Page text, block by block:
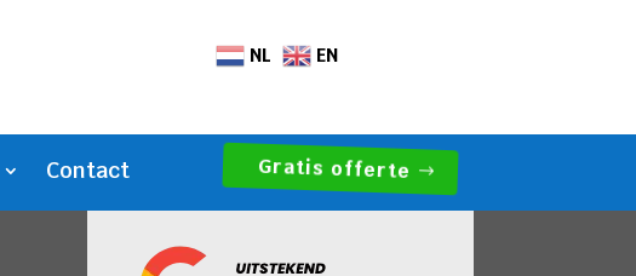
NL EN
Contact Gratis offerte